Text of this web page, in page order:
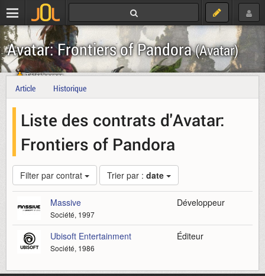
Avatar: Frontiers of Pandora(Avatar)
Télécharger
Article
Historique
Liste des contrats d'Avatar:
Frontiers of Pandora
Filter par contrat Trier par : date
Massive
Société, 1997
Développeur
Ubisoft Entertainment
Société, 1986
Éditeur